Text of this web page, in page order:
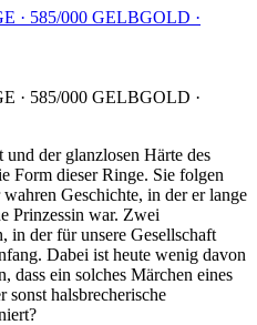
· 585/000 GELBGOLD ·
· 585/000 GELBGOLD ·
der glanzlosen Härte des
Form dieser Ringe. Sie folgen
Geschichte, in der er lange
Prinzessin war. Zwei
in der für unsere Gesellschaft
Dabei ist heute wenig davon
dass ein solches Märchen eines
sonst halsbrecherische